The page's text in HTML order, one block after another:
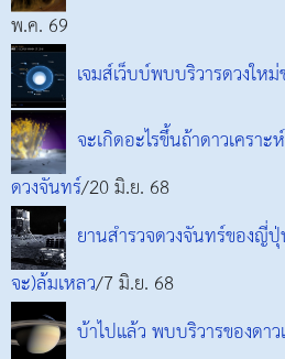
พ.ค. 69
เจมส์เว็บบ์พบบริวารดวงให
จะเกิดอะไรขึ้นถ้าดาวเครา
ดวงจันทร์/20 มิ.ย. 68
ยานสำรวจดวงจันทร์ของญี่
จะ)ล้มเหลว/7 มิ.ย. 68
บ้าไปแล้ว พบบริวารของดา